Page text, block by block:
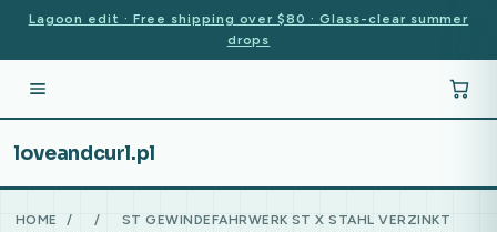
Lagoon edit · Free shipping over $80 · Glass-clear summer
drops
loveandcurl.pl
HOME / /
ST GEWINDEFAHRWERK ST X STAHL VERZINKT